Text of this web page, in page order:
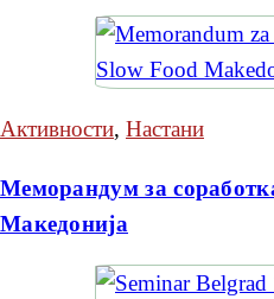
Активности, Настани
Меморандум за
Македонија